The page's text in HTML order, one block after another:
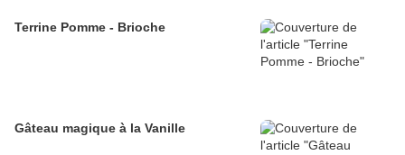
Terrine Pomme - Brioche
Gâteau magique à la Vanille